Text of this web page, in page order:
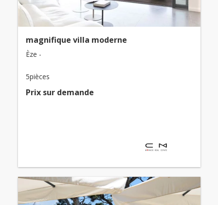
magnifique villa moderne
Èze -
5pièces
Prix ​​sur demande